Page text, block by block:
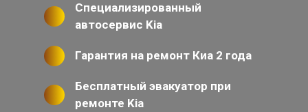
Специализированный
автосервис Kia
Гарантия на ремонт Киа 2 года
Бесплатный эвакуатор при
ремонте Kia